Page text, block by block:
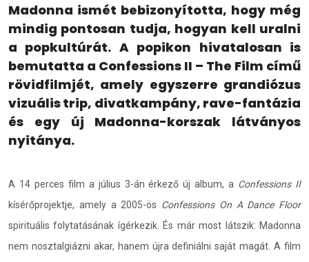
Madonna ismét bebizonyította, hogy még
mindig pontosan tudja, hogyan kell uralni
a popkultúrát. A popikon hivatalosan is
bemutatta a Confessions II – The Film című
rövidfilmjét, amely egyszerre grandiózus
vizuális trip, divatkampány, rave-fantázia
és egy új Madonna-korszak látványos
nyitánya.
A 14 perces film a július 3-án érkező új album, a Confessions II
kísérőprojektje, amely a 2005-ös Confessions On A Dance Floor
spirituális folytatásának ígérkezik. És már most látszik: Madonna
nem nosztalgiázni akar, hanem újra definiálni saját magát. A film